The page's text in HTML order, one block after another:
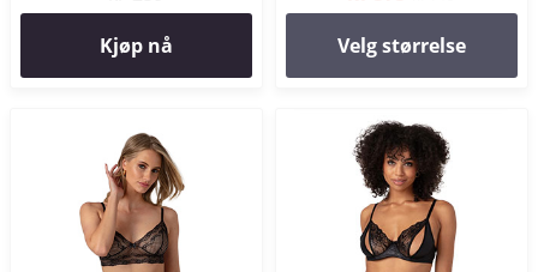
Kjøp nå Velg størrelse